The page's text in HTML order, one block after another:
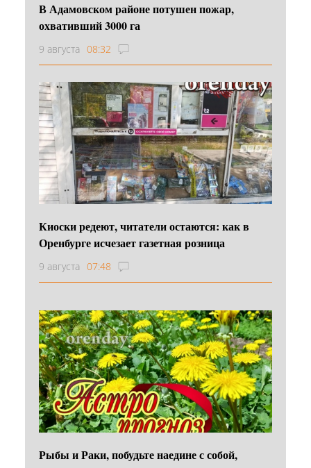
В Адамовском районе потушен пожар,
охвативший 3000 га
9 августа 08:32
Киоски редеют, читатели остаются: как в
Оренбурге исчезает газетная розница
9 августа 07:48
Рыбы и Раки, побудьте наедине с собой,